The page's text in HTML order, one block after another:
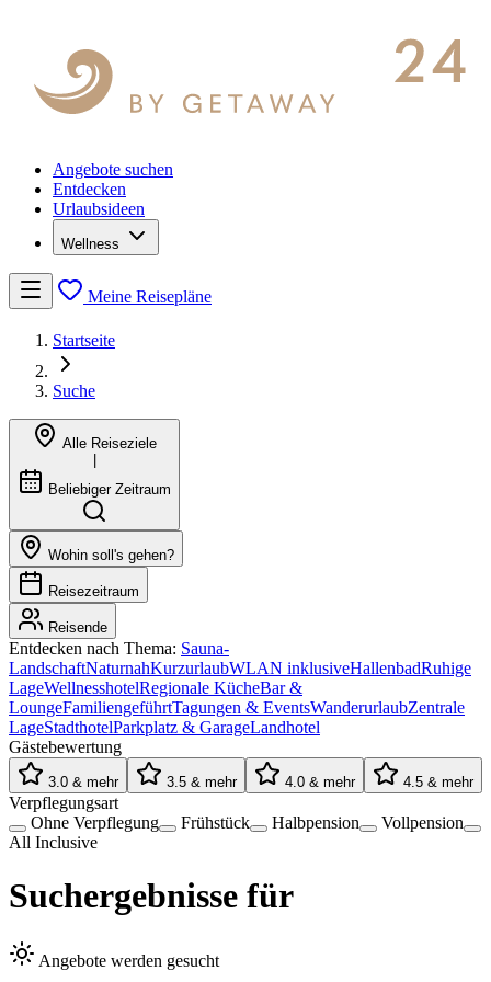
Angebote suchen
Entdecken
Urlaubsideen
Wellness
Meine Reisepläne
Startseite
Suche
Alle Reiseziele
Beliebiger Zeitraum
Wohin soll's gehen?
Reisezeitraum
Reisende
Entdecken nach Thema: Sauna-
LandschaftNaturnahKurzurlaubWLAN inklusiveHallenbadRuhige
LageWellnesshotelRegionale KücheBar &
LoungeFamiliengeführtTagungen & EventsWanderurlaubZentrale
LageStadthotelParkplatz & GarageLandhotel
Gästebewertung
3.0 & mehr 3.5 & mehr 4.0 & mehr 4.5 & mehr
Verpflegungsart
Ohne Verpflegung
Frühstück Halbpension
Vollpension
All Inclusive
Suchergebnisse für
Angebote werden gesucht